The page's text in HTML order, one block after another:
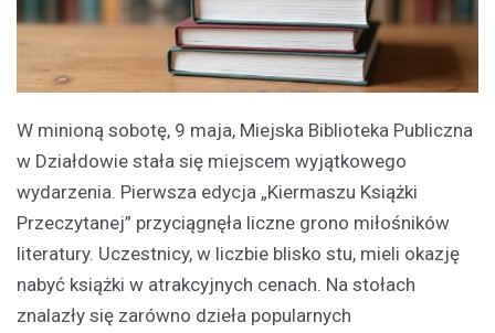
W minioną sobotę, 9 maja, Miejska Biblioteka Publiczna
w Działdowie stała się miejscem wyjątkowego
wydarzenia. Pierwsza edycja „Kiermaszu Książki
Przeczytanej” przyciągnęła liczne grono miłośników
literatury. Uczestnicy, w liczbie blisko stu, mieli okazję
nabyć książki w atrakcyjnych cenach. Na stołach
znalazły się zarówno dzieła popularnych